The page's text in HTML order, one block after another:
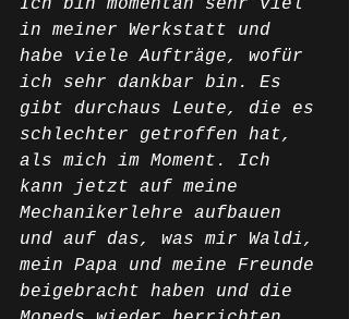
Ich bin momentan sehr viel
in meiner Werkstatt und
habe viele Aufträge, wofür
ich sehr dankbar bin. Es
gibt durchaus Leute, die es
schlechter getroffen hat,
als mich im Moment. Ich
kann jetzt auf meine
Mechanikerlehre aufbauen
und auf das, was mir Waldi,
mein Papa und meine Freunde
beigebracht haben und die